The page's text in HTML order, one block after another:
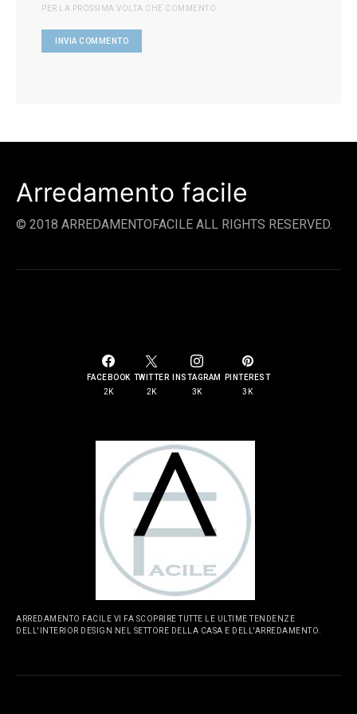
PER LA PROSSIMA VOLTA CHE COMMENTO.
Arredamento facile
© 2018 ARREDAMENTOFACILE ALL RIGHTS RESERVED.
FACEBOOK
2K
TWITTER
2K
INSTAGRAM
3K
PINTEREST
3K
ARREDAMENTO FACILE VI FA SCOPRIRE TUTTE LE ULTIME TENDENZE
DELL'INTERIOR DESIGN NEL SETTORE DELLA CASA E DELL'ARREDAMENTO.